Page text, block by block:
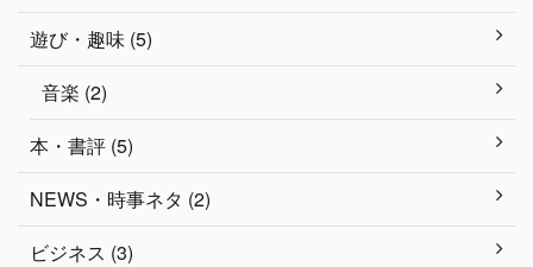
遊び・趣味 (5)
音楽 (2)
本・書評 (5)
NEWS・時事ネタ (2)
ビジネス (3)